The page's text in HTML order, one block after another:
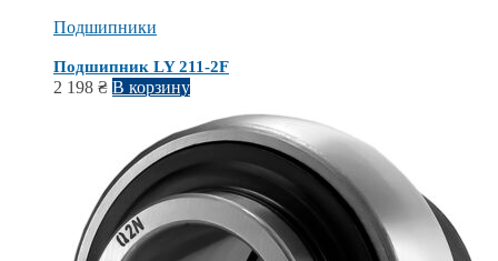
Подшипники
Подшипник LY 211-2F
2 198 ₴ В корзину